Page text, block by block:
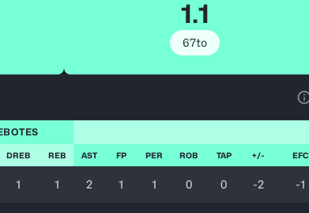
1.1
67to
DREB REB AST FP PER ROB TAP +/- EFC
1 1 2 1 1 0 0 -2 -1